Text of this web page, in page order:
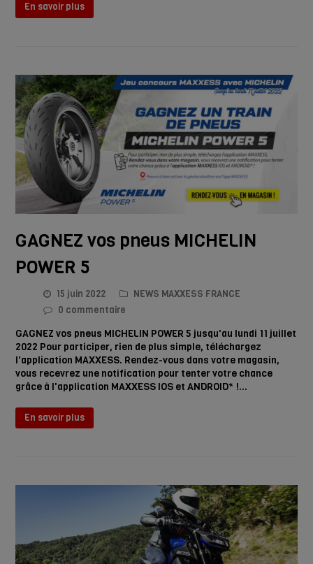
En savoir plus
GAGNEZ vos pneus MICHELIN
POWER 5
15 juin 2022
NEWS MAXXESS FRANCE
0 commentaire
GAGNEZ vos pneus MICHELIN POWER 5 jusqu'au lundi 11 juillet
2022 Pour participer, rien de plus simple, téléchargez
l'application MAXXESS. Rendez-vous dans votre magasin,
vous recevrez une notification pour tenter votre chance
grâce à l'application MAXXESS IOS et ANDROID* !…
En savoir plus